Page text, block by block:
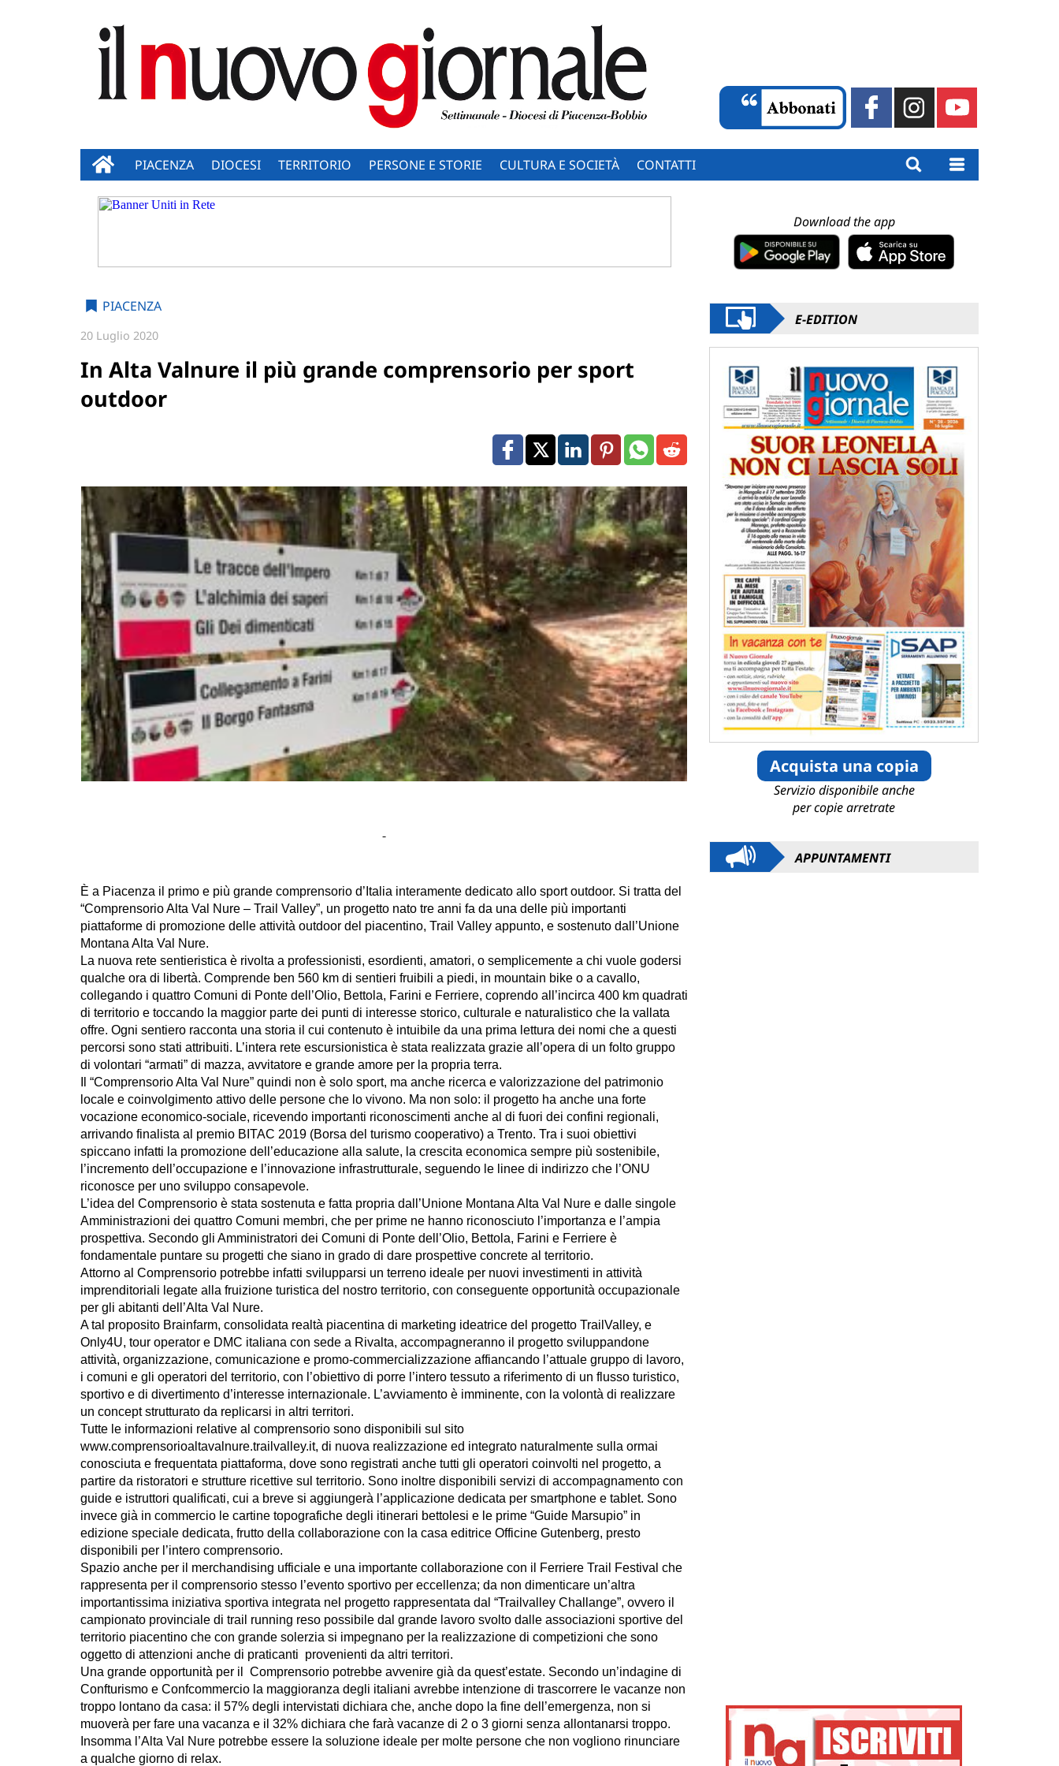
PIACENZA DIOCESI TERRITORIO PERSONE E STORIE CULTURA E SOCIETÀ CONTATTI
PIACENZA
20 Luglio 2020
In Alta Valnure il più grande comprensorio per sport
outdoor
È a Piacenza il primo e più grande comprensorio d’Italia interamente dedicato allo sport outdoor. Si tratta del
“Comprensorio Alta Val Nure – Trail Valley”, un progetto nato tre anni fa da una delle più importanti
piattaforme di promozione delle attività outdoor del piacentino, Trail Valley appunto, e sostenuto dall’Unione
Montana Alta Val Nure.
La nuova rete sentieristica è rivolta a professionisti, esordienti, amatori, o semplicemente a chi vuole godersi
qualche ora di libertà. Comprende ben 560 km di sentieri fruibili a piedi, in mountain bike o a cavallo,
collegando i quattro Comuni di Ponte dell’Olio, Bettola, Farini e Ferriere, coprendo all’incirca 400 km quadrati
di territorio e toccando la maggior parte dei punti di interesse storico, culturale e naturalistico che la vallata
offre. Ogni sentiero racconta una storia il cui contenuto è intuibile da una prima lettura dei nomi che a questi
percorsi sono stati attribuiti. L’intera rete escursionistica è stata realizzata grazie all’opera di un folto gruppo
di volontari “armati” di mazza, avvitatore e grande amore per la propria terra.
Il “Comprensorio Alta Val Nure” quindi non è solo sport, ma anche ricerca e valorizzazione del patrimonio
locale e coinvolgimento attivo delle persone che lo vivono. Ma non solo: il progetto ha anche una forte
vocazione economico-sociale, ricevendo importanti riconoscimenti anche al di fuori dei confini regionali,
arrivando finalista al premio BITAC 2019 (Borsa del turismo cooperativo) a Trento. Tra i suoi obiettivi
spiccano infatti la promozione dell’educazione alla salute, la crescita economica sempre più sostenibile,
l’incremento dell’occupazione e l’innovazione infrastrutturale, seguendo le linee di indirizzo che l’ONU
riconosce per uno sviluppo consapevole.
L’idea del Comprensorio è stata sostenuta e fatta propria dall’Unione Montana Alta Val Nure e dalle singole
Amministrazioni dei quattro Comuni membri, che per prime ne hanno riconosciuto l’importanza e l’ampia
prospettiva. Secondo gli Amministratori dei Comuni di Ponte dell’Olio, Bettola, Farini e Ferriere è
fondamentale puntare su progetti che siano in grado di dare prospettive concrete al territorio.
Attorno al Comprensorio potrebbe infatti svilupparsi un terreno ideale per nuovi investimenti in attività
imprenditoriali legate alla fruizione turistica del nostro territorio, con conseguente opportunità occupazionale
per gli abitanti dell’Alta Val Nure.
A tal proposito Brainfarm, consolidata realtà piacentina di marketing ideatrice del progetto TrailValley, e
Only4U, tour operator e DMC italiana con sede a Rivalta, accompagneranno il progetto sviluppandone
attività, organizzazione, comunicazione e promo-commercializzazione affiancando l’attuale gruppo di lavoro,
i comuni e gli operatori del territorio, con l’obiettivo di porre l’intero tessuto a riferimento di un flusso turistico,
sportivo e di divertimento d’interesse internazionale. L’avviamento è imminente, con la volontà di realizzare
un concept strutturato da replicarsi in altri territori.
Tutte le informazioni relative al comprensorio sono disponibili sul sito
www.comprensorioaltavalnure.trailvalley.it, di nuova realizzazione ed integrato naturalmente sulla ormai
conosciuta e frequentata piattaforma, dove sono registrati anche tutti gli operatori coinvolti nel progetto, a
partire da ristoratori e strutture ricettive sul territorio. Sono inoltre disponibili servizi di accompagnamento con
guide e istruttori qualificati, cui a breve si aggiungerà l’applicazione dedicata per smartphone e tablet. Sono
invece già in commercio le cartine topografiche degli itinerari bettolesi e le prime “Guide Marsupio” in
edizione speciale dedicata, frutto della collaborazione con la casa editrice Officine Gutenberg, presto
disponibili per l’intero comprensorio.
Spazio anche per il merchandising ufficiale e una importante collaborazione con il Ferriere Trail Festival che
rappresenta per il comprensorio stesso l’evento sportivo per eccellenza; da non dimenticare un’altra
importantissima iniziativa sportiva integrata nel progetto rappresentata dal “Trailvalley Challange”, ovvero il
campionato provinciale di trail running reso possibile dal grande lavoro svolto dalle associazioni sportive del
territorio piacentino che con grande solerzia si impegnano per la realizzazione di competizioni che sono
oggetto di attenzioni anche di praticanti provenienti da altri territori.
Una grande opportunità per il Comprensorio potrebbe avvenire già da quest’estate. Secondo un’indagine di
Confturismo e Confcommercio la maggioranza degli italiani avrebbe intenzione di trascorrere le vacanze non
troppo lontano da casa: il 57% degli intervistati dichiara che, anche dopo la fine dell’emergenza, non si
muoverà per fare una vacanza e il 32% dichiara che farà vacanze di 2 o 3 giorni senza allontanarsi troppo.
Insomma l’Alta Val Nure potrebbe essere la soluzione ideale per molte persone che non vogliono rinunciare
a qualche giorno di relax.
Download the app
E-EDITION
Acquista una copia
Servizio disponibile anche
per copie arretrate
APPUNTAMENTI